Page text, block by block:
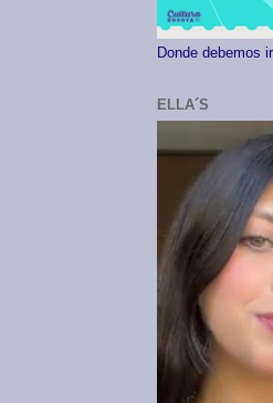
Donde debemos
ELLA´S